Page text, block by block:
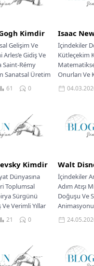
Kimdir
Gelişim Ve
Gidiş Ve
Saint-Rémy
Sanatsal Üretim
Dönem...
61 0
Isaac
İçindekiler
Kütleçekim
Onurları Ve
Newton’ın
Mirası Bilim...
Kimdir
Dünyasına
Toplumsal
Sürgünü
Verimli Yıllar
Doğuşu...
21 0
Walt
İçindekiler
Adım Atışı
Doğuşu Ve